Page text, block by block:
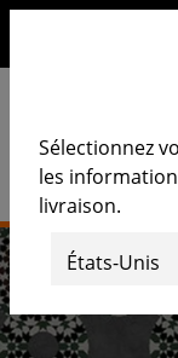
Sélectionnez
les
livraison.